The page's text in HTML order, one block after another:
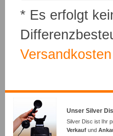
* Es erfolgt
Versandkosten
Unser Silver
Silver Disc ist Ihr
Verkauf und